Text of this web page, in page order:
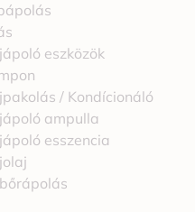
eszközök
/ Kondícionáló
ampulla
esszencia